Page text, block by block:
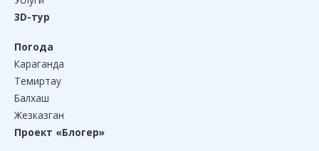
3D-тур
Погода
Караганда
Темиртау
Балхаш
Жезказган
Проект «Блогер»